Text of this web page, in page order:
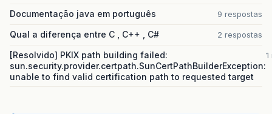
Documentação java em português 9 respostas
Qual a diferença entre C , C++ , C# 2 respostas
[Resolvido] PKIX path building failed:
sun.security.provider.certpath.SunCertPathBuilderException:
unable to find valid certification path to requested target